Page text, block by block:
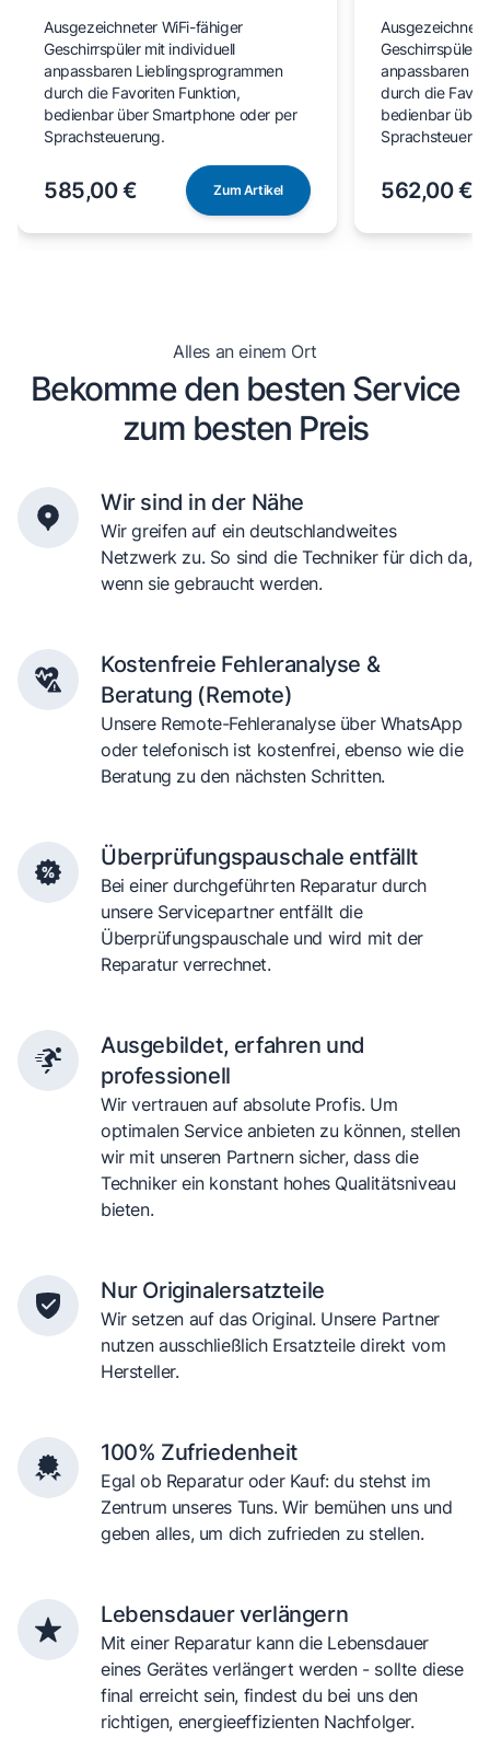
Ausgezeichneter WiFi-fähiger
Geschirrspüler mit individuell
anpassbaren Lieblingsprogrammen
durch die Favoriten Funktion,
bedienbar über Smartphone oder per
Sprachsteuerung.
585,00 € Zum Artikel
Geschirrspüler
anpassbaren
durch die
bedienbar über
562,00 €
Alles an einem Ort
Bekomme den besten Service
zum besten Preis
Wir sind in der Nähe
Wir greifen auf ein deutschlandweites
Netzwerk zu. So sind die Techniker für dich da,
wenn sie gebraucht werden.
Kostenfreie Fehleranalyse &
Beratung (Remote)
Unsere Remote-Fehleranalyse über WhatsApp
oder telefonisch ist kostenfrei, ebenso wie die
Beratung zu den nächsten Schritten.
Überprüfungspauschale entfällt
Bei einer durchgeführten Reparatur durch
unsere Servicepartner entfällt die
Überprüfungspauschale und wird mit der
Reparatur verrechnet.
Ausgebildet, erfahren und
professionell
Wir vertrauen auf absolute Profis. Um
optimalen Service anbieten zu können, stellen
wir mit unseren Partnern sicher, dass die
Techniker ein konstant hohes Qualitätsniveau
bieten.
Nur Originalersatzteile
Wir setzen auf das Original. Unsere Partner
nutzen ausschließlich Ersatzteile direkt vom
Hersteller.
100% Zufriedenheit
Egal ob Reparatur oder Kauf: du stehst im
Zentrum unseres Tuns. Wir bemühen uns und
geben alles, um dich zufrieden zu stellen.
Lebensdauer verlängern
Mit einer Reparatur kann die Lebensdauer
eines Gerätes verlängert werden - sollte diese
final erreicht sein, findest du bei uns den
richtigen, energieeffizienten Nachfolger.